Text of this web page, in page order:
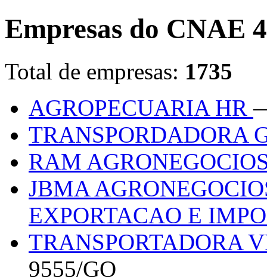
Empresas do CNAE
Total de empresas: 1735
AGROPECUARIA HR
TRANSPORDADORA
RAM
JBMA
EXPORTACAO E
TRANSPORTADORA
9555/GO